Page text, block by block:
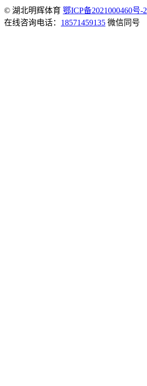
© 湖北明辉体育 鄂ICP备2021000460号-2
在线咨询电话： 18571459135 微信同号